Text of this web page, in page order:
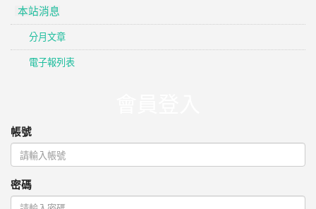
本站消息
分月文章
電子報列表
帳號
密碼